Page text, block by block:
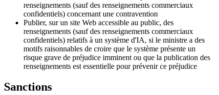
renseignements (sauf des renseignements commerciaux
confidentiels) concernant une contravention
Publier, sur un site Web accessible au public, des
renseignements (sauf des renseignements commerciaux
confidentiels) relatifs à un système d'IA, si le ministre a des
motifs raisonnables de croire que le système présente un
risque grave de préjudice imminent ou que la publication des
renseignements est essentielle pour prévenir ce préjudice
Sanctions